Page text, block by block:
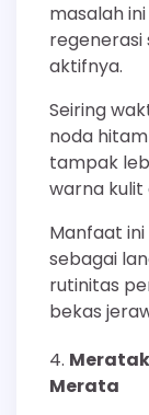
masalah
aktifnya.
Seiring
noda
tampak
warna kulit
Manfaat
sebagai
rutinitas
bekas
Merata